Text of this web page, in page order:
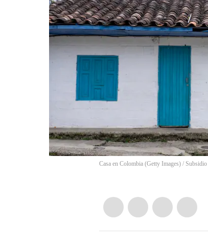
Casa en Colombia (Getty Images) /